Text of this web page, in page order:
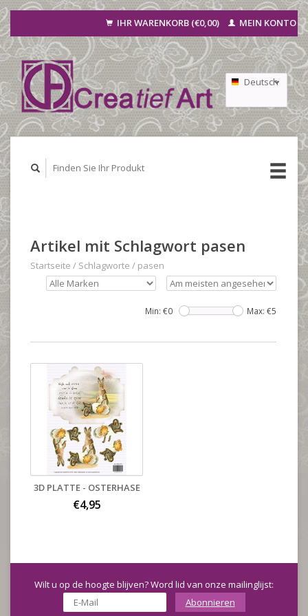
IHR WARENKORB (€0,00) MEIN KONTO
Deutsch
Nederlands
Artikel mit Schlagwort pasen
Startseite / Schlagworte / pasen
Min: €0 Max: €5
3D PLATTE - OSTERHASE
€4,95
Wilt u op de hoogte blijven? Word lid van onze mailinglijst:
Abonnieren